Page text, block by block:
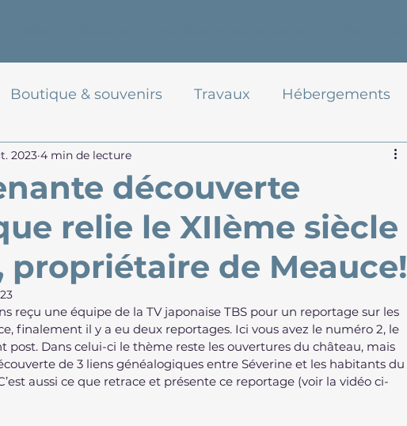
Boutique & souvenirs Travaux Hébergements
découverte
relie le XIIème siècle
propriétaire de Meauce!
2023 4 min de lecture
reçu une équipe de la TV japonaise TBS pour un reportage sur les
finalement il y a eu deux reportages. Ici vous avez le numéro 2, le
post. Dans celui-ci le thème reste les ouvertures du château, mais
de 3 liens généalogiques entre Séverine et les habitants du
aussi ce que retrace et présente ce reportage (voir la vidéo ci-